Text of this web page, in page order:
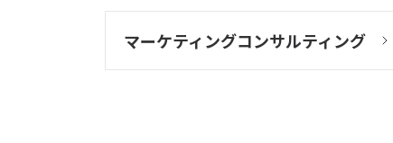
マーケティングコンサルティング